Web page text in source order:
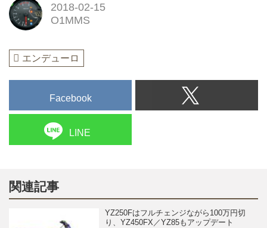
2018-02-15
O1MMS
エンデューロ
Facebook
LINE
関連記事
YZ250Fはフルチェンジながら100万円切
り、YZ450FX／YZ85もアップデート